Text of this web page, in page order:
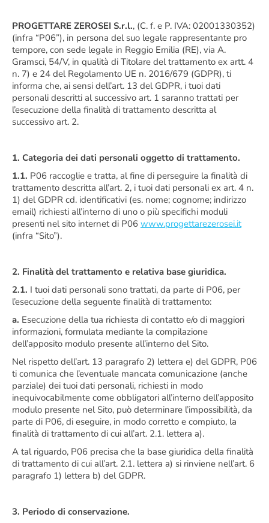
PROGETTARE ZEROSEI S.r.l., (C. f. e P. IVA: 02001330352)
(infra “P06”), in persona del suo legale rappresentante pro
tempore, con sede legale in Reggio Emilia (RE), via A.
Gramsci, 54/V, in qualità di Titolare del trattamento ex artt. 4
n. 7) e 24 del Regolamento UE n. 2016/679 (GDPR), ti
informa che, ai sensi dell’art. 13 del GDPR, i tuoi dati
personali descritti al successivo art. 1 saranno trattati per
l’esecuzione della finalità di trattamento descritta al
successivo art. 2.
1. Categoria dei dati personali oggetto di trattamento.
1.1. P06 raccoglie e tratta, al fine di perseguire la finalità di
trattamento descritta all’art. 2, i tuoi dati personali ex art. 4 n.
1) del GDPR cd. identificativi (es. nome; cognome; indirizzo
email) richiesti all’interno di uno o più specifichi moduli
presenti nel sito internet di P06 www.progettarezerosei.it
(infra “Sito”).
2. Finalità del trattamento e relativa base giuridica.
2.1. I tuoi dati personali sono trattati, da parte di P06, per
l’esecuzione della seguente finalità di trattamento:
a. Esecuzione della tua richiesta di contatto e/o di maggiori
informazioni, formulata mediante la compilazione
dell’apposito modulo presente all’interno del Sito.
Nel rispetto dell’art. 13 paragrafo 2) lettera e) del GDPR, P06
ti comunica che l’eventuale mancata comunicazione (anche
parziale) dei tuoi dati personali, richiesti in modo
inequivocabilmente come obbligatori all’interno dell’apposito
modulo presente nel Sito, può determinare l’impossibilità, da
parte di P06, di eseguire, in modo corretto e compiuto, la
finalità di trattamento di cui all’art. 2.1. lettera a).
A tal riguardo, P06 precisa che la base giuridica della finalità
di trattamento di cui all’art. 2.1. lettera a) si rinviene nell’art. 6
paragrafo 1) lettera b) del GDPR.
3. Periodo di conservazione.